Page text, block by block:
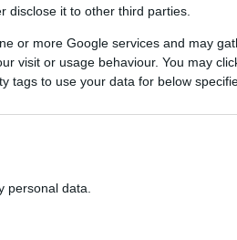
disclose it to other third parties.
or more Google services and may
visit or usage behaviour. You may
tags to use your data for below
personal data.
την κυρία Κωνσταντοπούλου
το Μνημόνιο για να μην
εδώ, κοιμόμαστε στα
Κωνσταντοπούλου
τους εαυτός σας και την
και τα μόνα κόμματα που
επειδή
συστημικό κόμμα, με
θα χάνει…»